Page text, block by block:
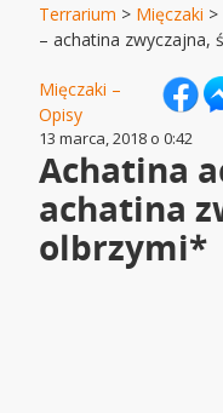
Terrarium > Mięczaki >
– achatina zwyczajna,
Mięczaki –
Opisy
13 marca, 2018 o 0:42
Achatina
achatina
olbrzymi*